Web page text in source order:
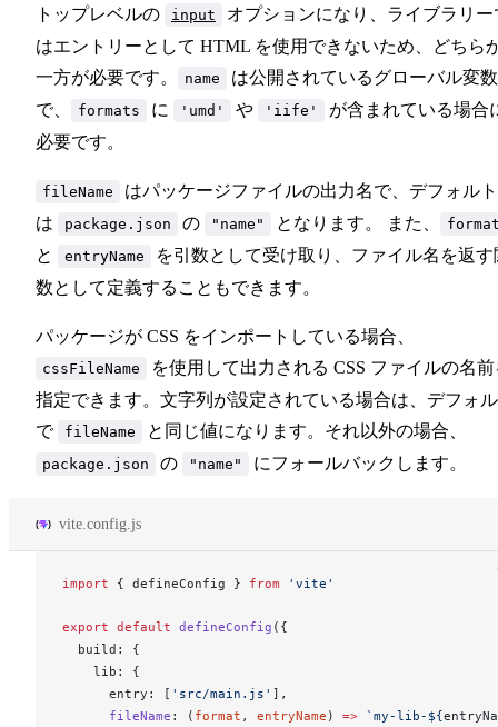
トップレベルの
input
オプションになり、ライブラリー
はエントリーとして HTML を使用できないため、どちら
一方が必要です。
name
は公開されているグローバル変数
で、
formats に 'umd' や 'iife'
が含まれている場合
必要です。
fileName
はパッケージファイルの出力名で、デフォル
は
package.json の "name" となります。 また、
と entryName
を引数として受け取り、ファイル名を返す
数として定義することもできます。
パッケージが CSS をインポートしている場合、
cssFileName
を使用して出力される CSS ファイルの名
指定できます。文字列が設定されている場合は、デフォ
で
fileName と同じ値になります。それ以外の場合、
package.json の "name" にフォールバックします。
vite.config.js
import { defineConfig } from 'vite'
export default defineConfig ({
build : {
lib : {
entry : [ 'src/main.js' ],
fileName : ( format , entryName ) => `my-lib-${